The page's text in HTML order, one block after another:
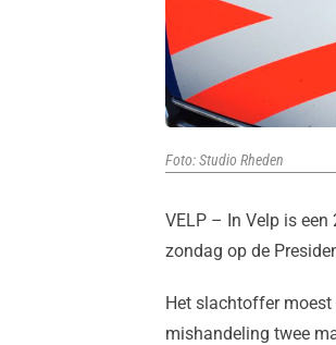
Foto: Studio Rheden
VELP – In Velp is
zondag op de
Het slachtoffer
mishandeling twee